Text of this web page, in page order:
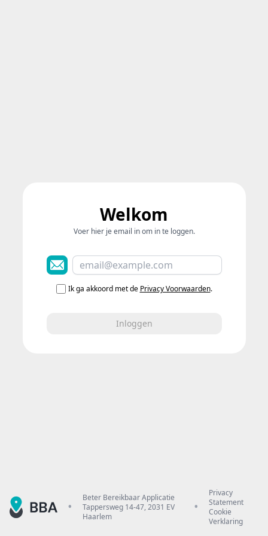
Welkom
Voer hier je email in om in te loggen.
Ik ga akkoord met de Privacy Voorwaarden.
Inloggen
.
Beter Bereikbaar Applicatie
Tappersweg 14-47, 2031 EV
Haarlem
.
Privacy
Statement
Cookie
Verklaring